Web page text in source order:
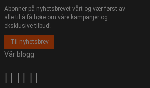
Abonner på nyhetsbrevet vårt og vær først av
alle til å få høre om våre kampanjer og
eksklusive tilbud!
Til nyhetsbrev
Vår blogg